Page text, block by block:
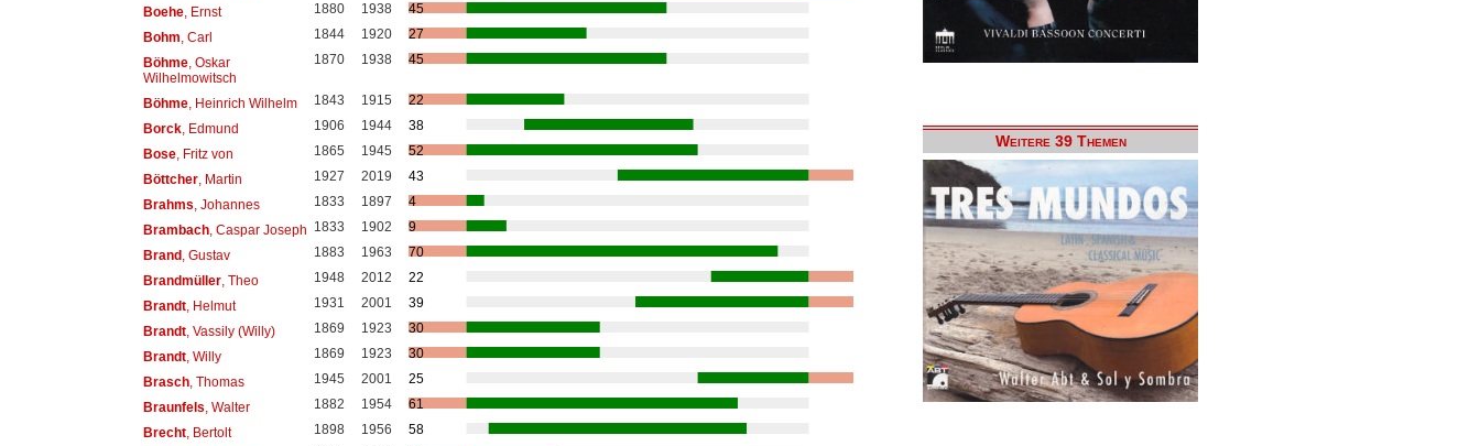
Boehe, Ernst 1880 1938
45
Bohm , Carl 1844 1920
27
Böhme, Oskar
Wilhelmowitsch
1870 1938 45
Böhme, Heinrich Wilhelm 1843 1915
22
Borck, Edmund 1906 1944
38
Bose, Fritz von 1865 1945
52
Böttcher, Martin 1927 2019
43
Brahms , Johannes 1833 1897
4
Brambach, Caspar Joseph 1833 1902
9
Brand, Gustav 1883 1963
70
Brandmüller, Theo 1948 2012
22
Brandt, Helmut 1931 2001
39
Brandt, Vassily (Willy) 1869 1923
30
Brandt, Willy 1869 1923
30
Brasch, Thomas 1945 2001
25
Braunfels , Walter 1882 1954
61
Brecht, Bertolt 1898 1956
58
Weitere 39 Themen